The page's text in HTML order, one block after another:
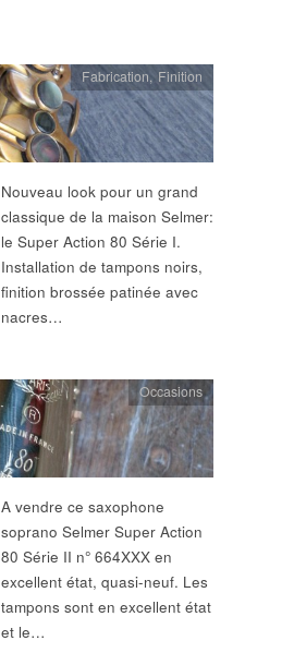
Fabrication, Finition
Nouveau look pour un grand
classique de la maison Selmer:
le Super Action 80 Série I.
Installation de tampons noirs,
finition brossée patinée avec
nacres…
Occasions
A vendre ce saxophone
soprano Selmer Super Action
80 Série II n° 664XXX en
excellent état, quasi-neuf. Les
tampons sont en excellent état
et le…